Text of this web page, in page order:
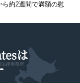
ら約2週間で満額の慰
は